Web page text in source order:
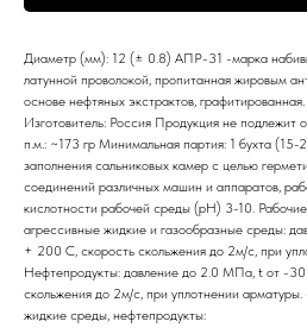
Диаметр (мм): 12 (± 0.8) АПР-31 -марка
латунной проволокой, пропитанная жировым
основе нефтяных экстрактов,
Изготовитель: Россия Продукция не подлежит
п.м.: ~173 гр Минимальная партия: 1 бухта
заполнения сальниковых камер с целью
соединений различных машин и аппаратов,
кислотности рабочей среды (pH) 3-10.
агрессивные жидкие и газообразные среды:
+ 200 С, скорость скольжения до 2м/с, при
Нефтепродукты: давление до 2.0 МПа, t от -
скольжения до 2м/с, при уплотнении
жидкие среды, нефтепродукты: